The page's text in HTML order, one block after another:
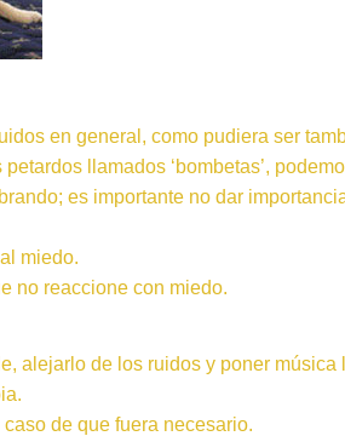
en general, como pudiera ser
llamados ‘bombetas’,
es importante no dar
miedo.
no reaccione con miedo.
alejarlo de los ruidos y poner
de que fuera necesario.